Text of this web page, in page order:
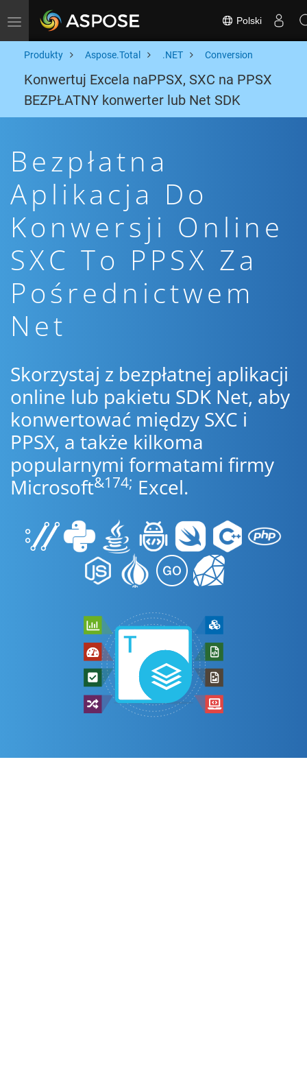
Toggle navigation Polski
Produkty Aspose.Total .NET Conversion
Konwertuj Excela naPPSX, SXC na PPSX
BEZPŁATNY konwerter lub Net SDK
Bezpłatna
Aplikacja Do
Konwersji Online
SXC To PPSX Za
Pośrednictwem
Net
Skorzystaj z bezpłatnej aplikacji
online lub pakietu SDK Net, aby
konwertować między SXC i
PPSX, a także kilkoma
popularnymi formatami firmy
Microsoft&174; Excel.